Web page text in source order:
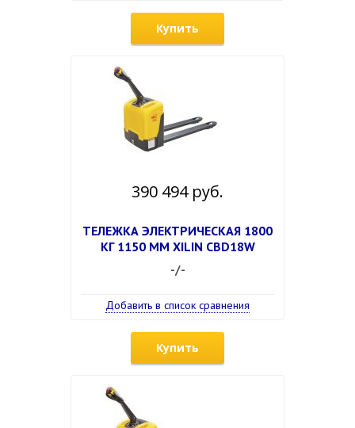
Купить
390 494 руб.
ТЕЛЕЖКА ЭЛЕКТРИЧЕСКАЯ 1800
КГ 1150 ММ XILIN CBD18W
-/-
Добавить в список сравнения
Купить